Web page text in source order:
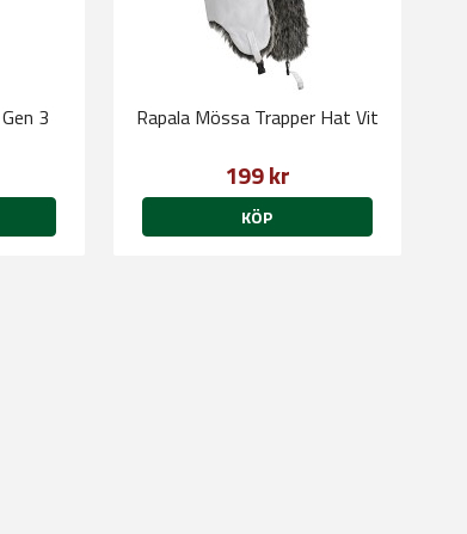
3
Rapala Mössa Trapper Hat Vit
199 kr
KÖP